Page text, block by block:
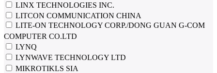
LINX TECHNOLOGIES INC.
LITCON COMMUNICATION CHINA
LITE-ON TECHNOLOGY CORP./DONG GUAN G-COM
COMPUTER CO.LTD
LYNQ
LYNWAVE TECHNOLOGY LTD
MIKROTIKLS SIA